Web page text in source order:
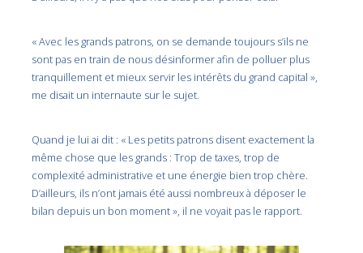
« Avec les grands patrons, on se demande toujours s’ils ne
sont pas en train de nous désinformer afin de polluer plus
tranquillement et mieux servir les intérêts du grand capital »,
me disait un internaute sur le sujet.
Quand je lui ai dit : « Les petits patrons disent exactement la
même chose que les grands : Trop de taxes, trop de
complexité administrative et une énergie bien trop chère.
D’ailleurs, ils n’ont jamais été aussi nombreux à déposer le
bilan depuis un bon moment », il ne voyait pas le rapport.